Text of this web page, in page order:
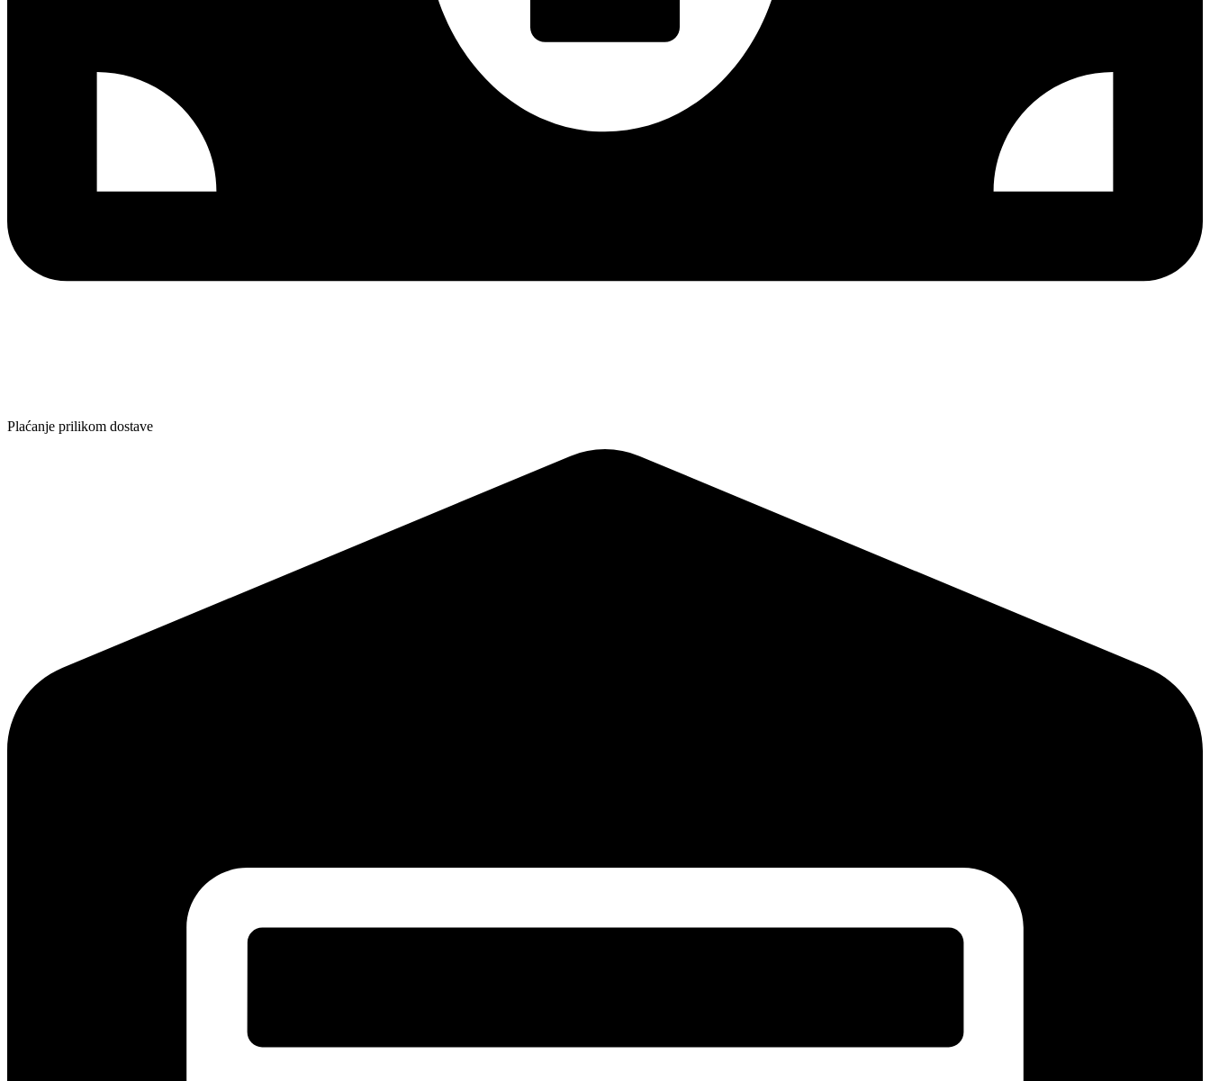
Plaćanje prilikom dostave